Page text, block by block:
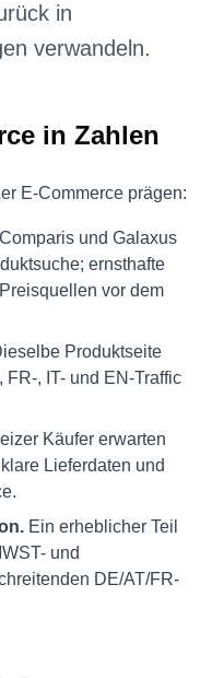
in
verwandeln.
in Zahlen
E-Commerce prägen:
Comparis und Galaxus
ernsthafte
vor dem
Produktseite
, IT- und EN-Traffic
Käufer erwarten
Lieferdaten und
Ein erheblicher Teil
und
DE/AT/FR-